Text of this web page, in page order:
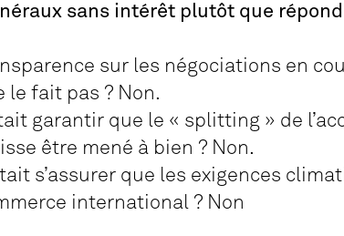
sans intérêt plutôt que
sur les négociations en
le fait pas ? Non.
garantir que le « splitting » de
être mené à bien ? Non.
s’assurer que les exigences
international ? Non